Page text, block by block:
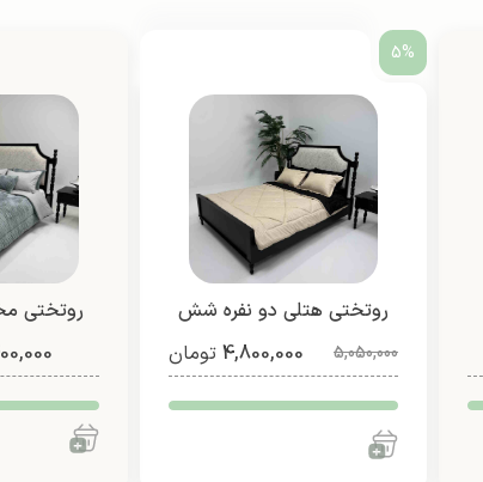
5%
روتختی هتلی دو نفره شش
تیکه
5,050,000
4,800,000 تومان
روتختی